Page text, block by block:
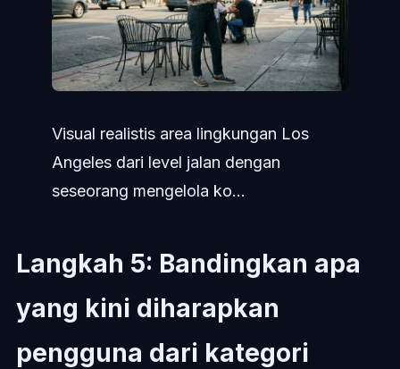
Visual realistis area lingkungan Los
Angeles dari level jalan dengan
seseorang mengelola ko...
Langkah 5: Bandingkan apa
yang kini diharapkan
pengguna dari kategori